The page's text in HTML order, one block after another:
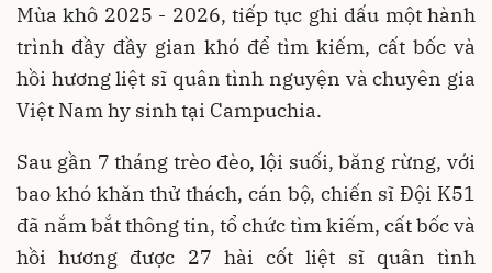
Mùa khô 2025 - 2026, tiếp tục ghi dấu một hành
trình đầy đầy gian khó để tìm kiếm, cất bốc và
hồi hương liệt sĩ quân tình nguyện và chuyên gia
Việt Nam hy sinh tại Campuchia.
Sau gần 7 tháng trèo đèo, lội suối, băng rừng, với
bao khó khăn thử thách, cán bộ, chiến sĩ Đội K51
đã nắm bắt thông tin, tổ chức tìm kiếm, cất bốc và
hồi hương được 27 hài cốt liệt sĩ quân tình